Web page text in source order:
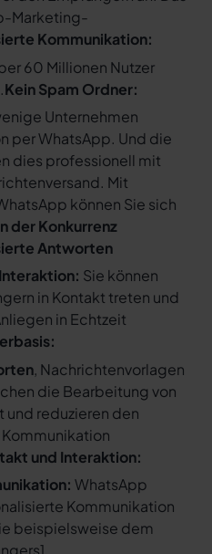
Marketing-
Kommunikation:
60 Millionen Nutzer
Kein Spam Ordner:
Unternehmen
per WhatsApp. Und die
dies professionell mit
Mit
können Sie sich
der Konkurrenz
Antworten
Sie können
in Kontakt treten und
in Echtzeit
, Nachrichtenvorlagen
die Bearbeitung von
und reduzieren den
und Interaktion:
WhatsApp
Kommunikation
beispielsweise dem
].